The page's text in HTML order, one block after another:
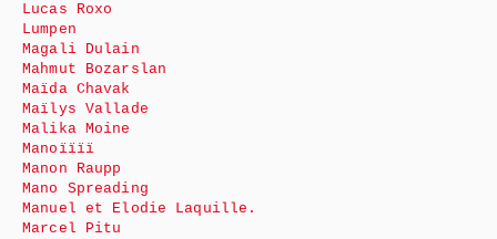
Lucas Roxo
Lumpen
Magali Dulain
Mahmut Bozarslan
Maïda Chavak
Maïlys Vallade
Malika Moine
Manoïïïï
Manon Raupp
Mano Spreading
Manuel et Elodie Laquille.
Marcel Pitu